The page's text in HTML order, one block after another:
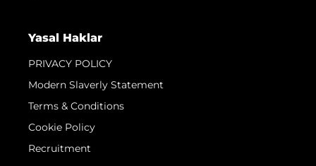
Yasal Haklar
PRIVACY POLICY
Modern Slaverly Statement
Terms & Conditions
Cookie Policy
Recruitment